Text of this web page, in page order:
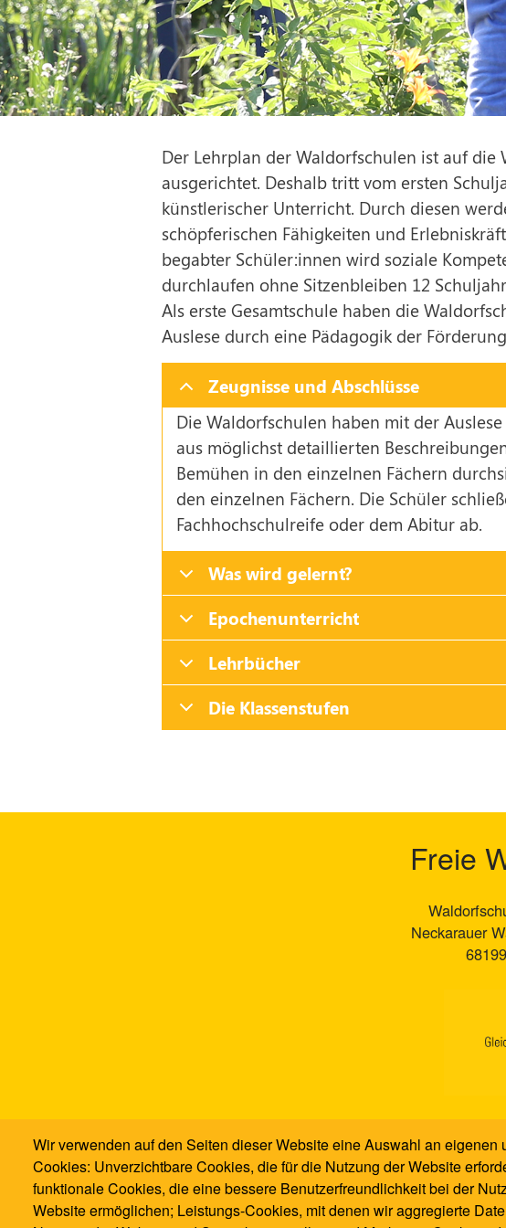
Der Lehrplan der Waldorfschulen ist auf
ausgerichtet. Deshalb tritt vom ersten
künstlerischer Unterricht. Durch diesen
schöpferischen Fähigkeiten und
begabter Schüler:innen wird soziale
durchlaufen ohne Sitzenbleiben 12
Als erste Gesamtschule haben die
Auslese durch eine Pädagogik der
Zeugnisse und Abschlüsse
Die Waldorfschulen haben mit der
aus möglichst detaillierten
Bemühen in den einzelnen Fächern
den einzelnen Fächern. Die Schüler
Fachhochschulreife oder dem Abitur ab.
Was wird gelernt?
Epochenunterricht
Lehrbücher
Die Klassenstufen
Freie
Neckarauer
Wir verwenden auf den Seiten dieser Website eine Auswahl an eigenen
Cookies: Unverzichtbare Cookies, die für die Nutzung der Website
funktionale Cookies, die eine bessere Benutzerfreundlichkeit bei der
Website ermöglichen; Leistungs-Cookies, mit denen wir aggregierte